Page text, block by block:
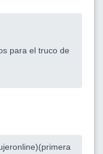
para el truco de